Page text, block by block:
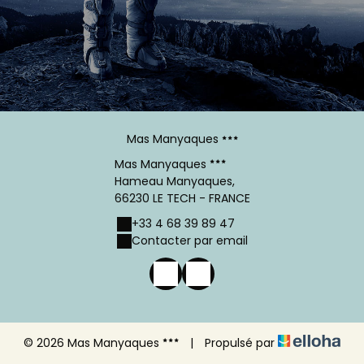
Mas Manyaques
Mas Manyaques
Hameau Manyaques,
66230 LE TECH - FRANCE
+33 4 68 39 89 47
Contacter par email
© 2026 Mas Manyaques | Propulsé par